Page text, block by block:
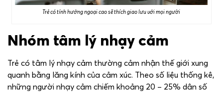
Trẻ có tính hướng ngoại cao sẽ thích giao lưu với mọi người
Nhóm tâm lý nhạy cảm
Trẻ có tâm lý nhạy cảm thường cảm nhận thế giới xung
quanh bằng lăng kính của cảm xúc. Theo số liệu thống kê,
những người nhạy cảm chiếm khoảng 20 – 25% dân số